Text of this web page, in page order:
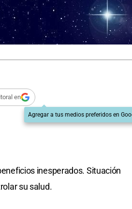
en
Agregar a tus medios preferidos en
inesperados. Situación
su salud.